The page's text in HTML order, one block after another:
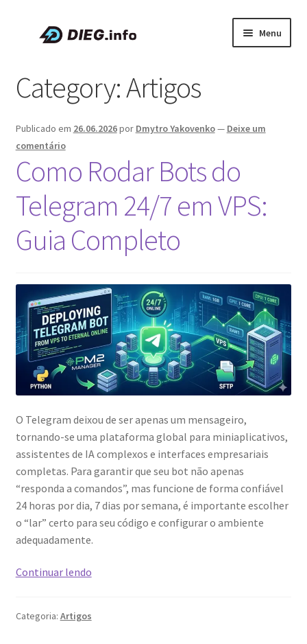
conteúdo
Menu
Sobre a DIEG
Cupons e Promoções
Português
Category:Artigos
Publicado em 26.06.2026por Dmytro Yakovenko— Deixe um
comentário
Como Rodar Bots do
Telegram 24/7 em VPS:
Guia Completo
O Telegram deixou de ser apenas um mensageiro,
tornando-se uma plataforma global para miniaplicativos,
assistentes de IA complexos e interfaces empresariais
completas. Para garantir que seu bot não apenas
“responda a comandos”, mas funcione de forma confiável
24 horas por dia, 7 dias por semana, é importante escolher
o “lar” certo para seu código e configurar o ambiente
adequadamente.
Continuar lendoComo
do
Categoria: Artigos